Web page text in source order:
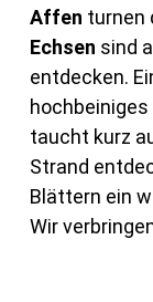
Affen turnen
Echsen sind
entdecken.
taucht kurz
Strand
Blättern ein
Wir